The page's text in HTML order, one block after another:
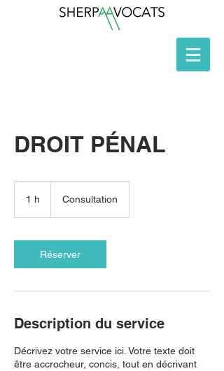
DROIT PÉNAL
1 h Consultation
Réserver
Description du service
Décrivez votre service ici. Votre texte doit
être accrocheur, concis, tout en décrivant